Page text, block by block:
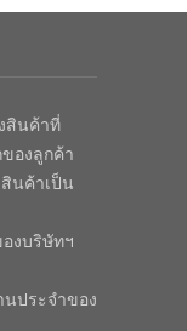
สินค้าที่
องลูกค้า
นค้าเป็น
งบริษัทฯ
ประจำของ